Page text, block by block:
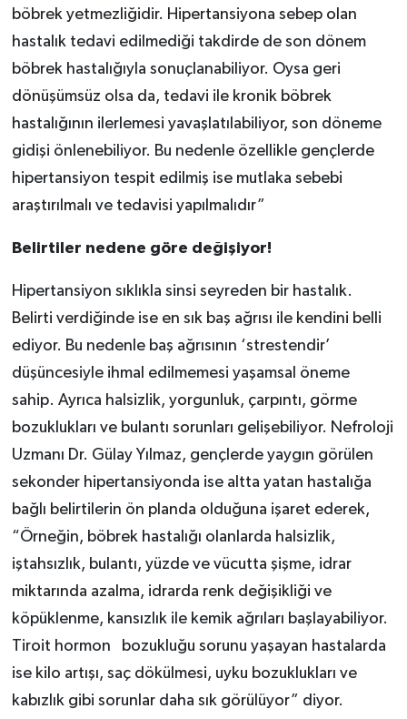
böbrek yetmezliğidir. Hipertansiyona sebep olan
hastalık tedavi edilmediği takdirde de son dönem
böbrek hastalığıyla sonuçlanabiliyor. Oysa geri
dönüşümsüz olsa da, tedavi ile kronik böbrek
hastalığının ilerlemesi yavaşlatılabiliyor, son döneme
gidişi önlenebiliyor. Bu nedenle özellikle gençlerde
hipertansiyon tespit edilmiş ise mutlaka sebebi
araştırılmalı ve tedavisi yapılmalıdır”
Belirtiler nedene göre değişiyor!
Hipertansiyon sıklıkla sinsi seyreden bir hastalık.
Belirti verdiğinde ise en sık baş ağrısı ile kendini belli
ediyor. Bu nedenle baş ağrısının ‘strestendir’
düşüncesiyle ihmal edilmemesi yaşamsal öneme
sahip. Ayrıca halsizlik, yorgunluk, çarpıntı, görme
bozuklukları ve bulantı sorunları gelişebiliyor. Nefroloji
Uzmanı Dr. Gülay Yılmaz, gençlerde yaygın görülen
sekonder hipertansiyonda ise altta yatan hastalığa
bağlı belirtilerin ön planda olduğuna işaret ederek,
“Örneğin, böbrek hastalığı olanlarda halsizlik,
iştahsızlık, bulantı, yüzde ve vücutta şişme, idrar
miktarında azalma, idrarda renk değişikliği ve
köpüklenme, kansızlık ile kemik ağrıları başlayabiliyor.
Tiroit hormon bozukluğu sorunu yaşayan hastalarda
ise kilo artışı, saç dökülmesi, uyku bozuklukları ve
kabızlık gibi sorunlar daha sık görülüyor” diyor.